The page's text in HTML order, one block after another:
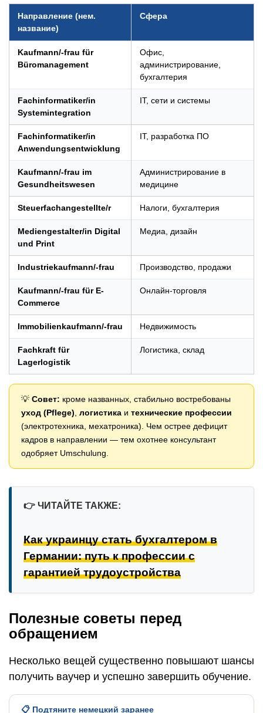
Направление (нем.
название)
Сфера
Kaufmann/-frau für
Büromanagement
Офис,
администрирование,
бухгалтерия
Fachinformatiker/in
Systemintegration
IT, сети и системы
Fachinformatiker/in
Anwendungsentwicklung
IT, разработка ПО
Kaufmann/-frau im
Gesundheitswesen
Администрирование в
медицине
Steuerfachangestellte/r Налоги, бухгалтерия
Mediengestalter/in Digital
und Print
Медиа, дизайн
Industriekaufmann/-frau Производство, продажи
Kaufmann/-frau für E-
Commerce
Онлайн-торговля
Immobilienkaufmann/-frau Недвижимость
Fachkraft für
Lagerlogistik
Логистика, склад
💡 Совет: кроме названных, стабильно востребованы
уход (Pflege) логистика и технические профессии
(электротехника, мехатроника). Чем острее дефицит
кадров в направлении — тем охотнее консультант
одобряет Umschulung.
👉 ЧИТАЙТЕ ТАКЖЕ:
Как украинцу стать бухгалтером в
Германии: путь к профессии с
гарантией трудоустройства
Полезные советы перед
обращением
Несколько вещей существенно повышают шансы
получить ваучер и успешно завершить обучение.
📋 Подтяните немецкий заранее